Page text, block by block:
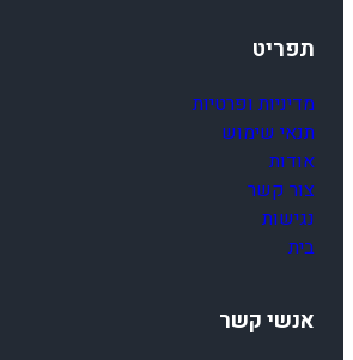
תפריט
מדיניות ופרטיות
תנאי שימוש
אודות
צור קשר
נגישות
בית
אנשי קשר